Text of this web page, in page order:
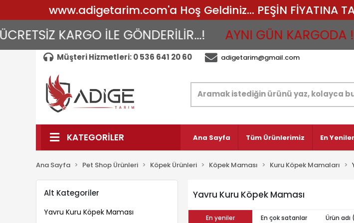
www.adigetarim.com'a Hoş Geldiniz... PEŞİN FİYATINA
KARGO İLE GÖNDERİLİR...! AYNI GÜN KARGODA !
Müşteri Hizmetleri: 0 536 641 20 60 adigetarim@gmail.com
KATEGORİLER Ana Sayfa Tüm Ürünlerimiz En Yeniler
Ana Sayfa Pet Shop Ürünleri Köpek Ürünleri Köpek Maması Kuru Köpek Mamaları
Alt Kategoriler
Yavru Kuru Köpek Maması
Yavru Kuru Köpek Maması
En yeniler En çok satanlar Ürün adı